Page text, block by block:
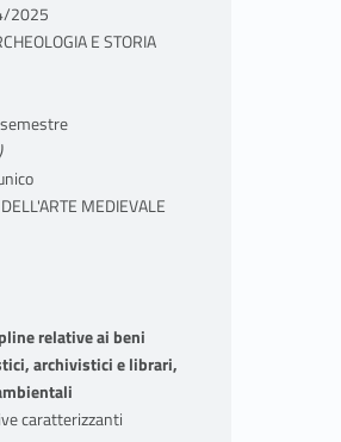
2025
E STORIA
MEDIEVALE
relative ai beni
archivistici e librari,
caratterizzanti